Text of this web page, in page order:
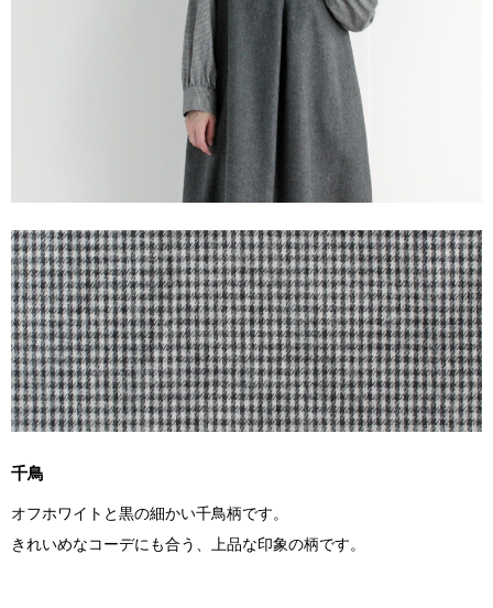
千鳥
オフホワイトと黒の細かい千鳥柄です。
きれいめなコーデにも合う、上品な印象の柄です。